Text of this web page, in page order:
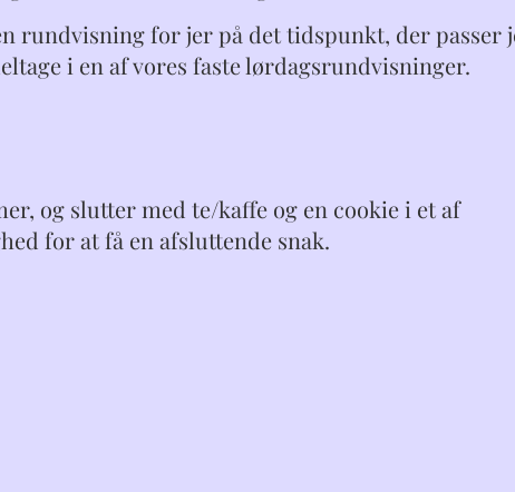
rundvisning for jer på det tidspunkt, der passer
i en af vores faste lørdagsrundvisninger.
og slutter med te/kaffe og en cookie i et af
for at få en afsluttende snak.